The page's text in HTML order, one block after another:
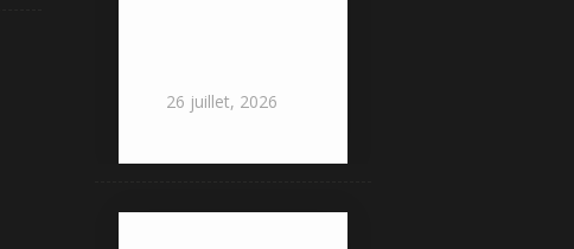
26 juillet, 2026